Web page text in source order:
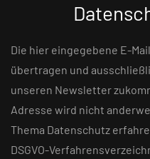
Die hier eingegebene E-
übertragen und
unseren Newsletter
Adresse wird nicht
Thema Datenschutz
DSGVO-